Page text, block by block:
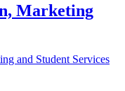
Marketing
and Student Services